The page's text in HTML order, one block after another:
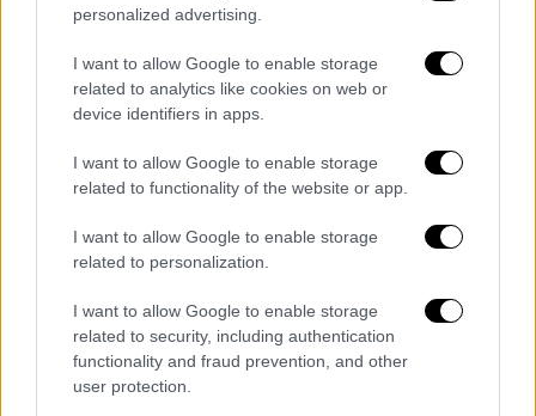
personalized advertising.
I want to allow Google to enable storage
related to analytics like cookies on web or
device identifiers in apps.
I want to allow Google to enable storage
related to functionality of the website or app.
I want to allow Google to enable storage
related to personalization.
I want to allow Google to enable storage
related to security, including authentication
functionality and fraud prevention, and other
user protection.
Το Βέλγιο επίσης κρατά τους ανθρώπους
στη φυλακή γιαολοένα και μεγαλύτερα
χρονικά διαστήματα. Σήμερα, η μέση
διάρκεια κράτησης ανέρχεται σε 9,9 μήνες -
αύξηση κατά 39,4%
μέσα σε πέντε χρόνια. Το
ποσοστό προφυλάκισης στο Βέλγιο, που
από τον ευρωπαϊκό μέσο όρο (24,7% το
2024).
Έκτακτα μέτρα
Τον περασμένο Ιούλιο, το βελγικό